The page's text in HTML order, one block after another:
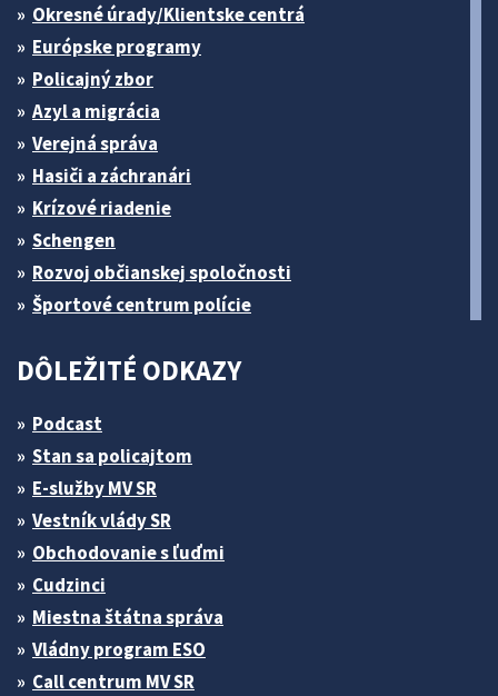
Okresné úrady/Klientske centrá
Európske programy
Policajný zbor
Azyl a migrácia
Verejná správa
Hasiči a záchranári
Krízové riadenie
Schengen
Rozvoj občianskej spoločnosti
Športové centrum polície
DÔLEŽITÉ ODKAZY
Podcast
Stan sa policajtom
E-služby MV SR
Vestník vlády SR
Obchodovanie s ľuďmi
Cudzinci
Miestna štátna správa
Vládny program ESO
Call centrum MV SR